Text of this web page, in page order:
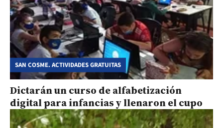
SAN COSME. ACTIVIDADES GRATUITAS
Dictarán un curso de alfabetización
digital para infancias y llenaron el cupo